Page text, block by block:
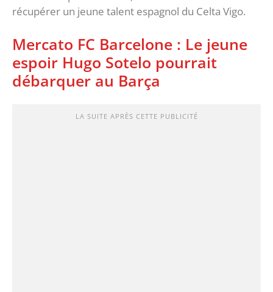
récupérer un jeune talent espagnol du Celta Vigo.
Mercato FC Barcelone : Le jeune
espoir Hugo Sotelo pourrait
débarquer au Barça
LA SUITE APRÈS CETTE PUBLICITÉ